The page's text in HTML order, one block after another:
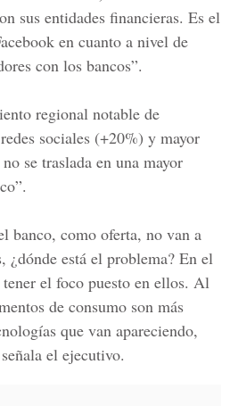
sus entidades financieras. Es el
en cuanto a nivel de
con los bancos”.
regional notable de
sociales (+20%) y mayor
se traslada en una mayor
banco, como oferta, no van a
¿dónde está el problema? En el
el foco puesto en ellos. Al
de consumo son más
que van apareciendo,
el ejecutivo.